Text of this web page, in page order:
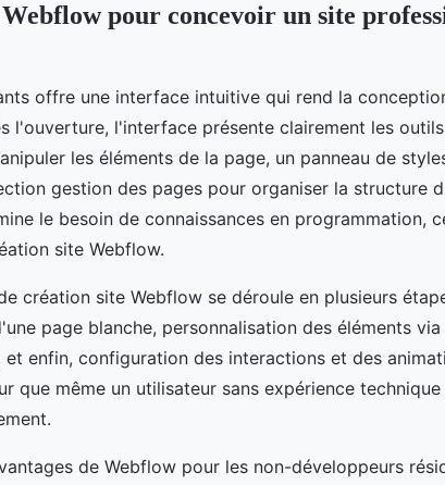
pour concevoir un site
offre une interface intuitive qui rend la
l'ouverture, l'interface présente clairement les
les éléments de la page, un panneau de
gestion des pages pour organiser la structure
le besoin de connaissances en programmation,
site Webflow.
création site Webflow se déroule en plusieurs
page blanche, personnalisation des éléments
enfin, configuration des interactions et des
que même un utilisateur sans expérience
de Webflow pour les non-développeurs